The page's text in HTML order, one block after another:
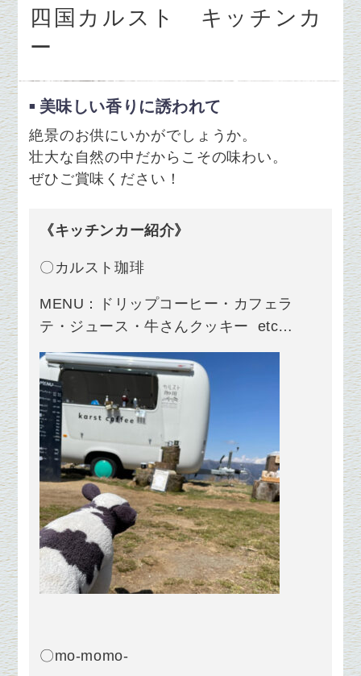
四国カルスト キッチンカ
ー
美味しい香りに誘われて
絶景のお供にいかがでしょうか。
壮大な自然の中だからこその味わい。
ぜひご賞味ください！
《キッチンカー紹介》
〇カルスト珈琲
MENU：ドリップコーヒー・カフェラ
テ・ジュース・牛さんクッキー etc…
〇mo-momo-